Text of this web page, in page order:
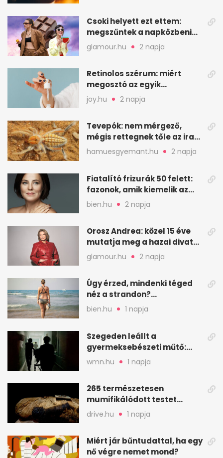
Csoki helyett ezt ettem:
megszűntek a napközbeni
nassolási rohamok
glamour.hu 2 napja
Retinolos szérum: miért
megosztó az egyik
leghatásosabb
öregedésgátló?
joy.hu 2 napja
Tevepók: nem mérgező,
mégis rettegnek tőle az iraki
sivatagban
hamuesgyemant.hu 2 napja
Fiatalító frizurák 50 felett:
fazonok, amik kiemelik az
arcodat
bien.hu 2 napja
Orosz Andrea: közel 15 éve
mutatja meg a hazai divat
arcait
glamour.hu 2 napja
Úgy érzed, mindenki téged
néz a strandon?
Pszichológusok szerint más
áll a háttérben
bien.hu 1 napja
Szegeden leállt a
gyermeksebészeti műtő:
elfogytak a tartalékok
wmn.hu 1 napja
265 természetesen
mumifikálódott testet
találtak egy váci templom
drive.hu 1 napja
Miért jár bűntudattal, ha egy
nő végre nemet mond?